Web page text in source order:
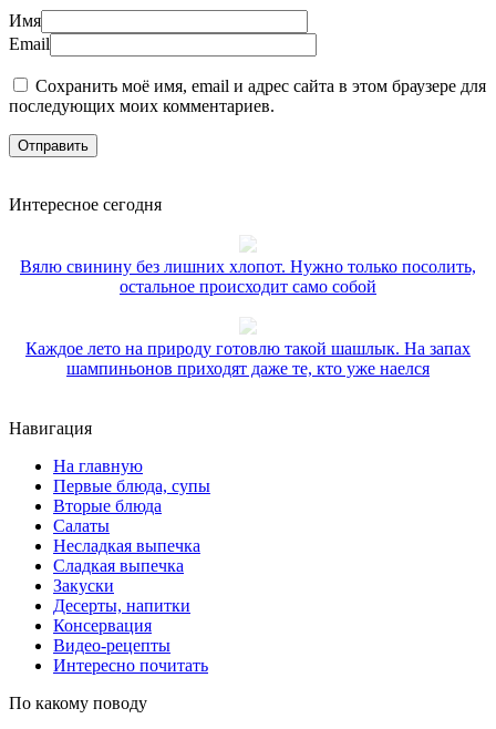
Имя
Email
Сохранить моё имя, email и адрес сайта в этом браузере для
последующих моих комментариев.
Интересное сегодня
Вялю свинину без лишних хлопот. Нужно только посолить,
остальное происходит само собой
Каждое лето на природу готовлю такой шашлык. На запах
шампиньонов приходят даже те, кто уже наелся
Навигация
На главную
Первые блюда, супы
Вторые блюда
Салаты
Несладкая выпечка
Сладкая выпечка
Закуски
Десерты, напитки
Консервация
Видео-рецепты
Интересно почитать
По какому поводу